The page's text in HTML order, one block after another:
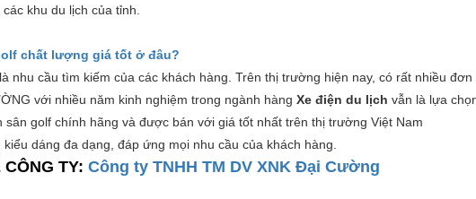
khu du lịch của tỉnh.
chất lượng giá tốt ở đâu?
nhu cầu tìm kiếm của các khách hàng. Trên thị trường hiện nay, có rất nhiều đơn
với nhiều năm kinh nghiệm trong ngành hàng Xe điện du lịch vẫn là lựa
golf chính hãng và được bán với giá tốt nhất trên thị trường Việt Nam
dáng đa dạng, đáp ứng mọi nhu cầu của khách hàng.
CÔNG TY: Công ty TNHH TM DV XNK Đại Cường